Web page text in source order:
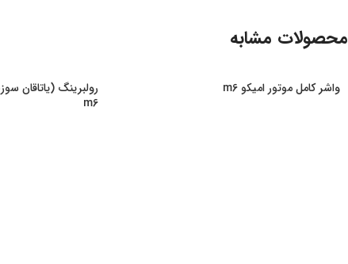
محصولات مشابه
واشر کامل موتور امیکو m6
m6